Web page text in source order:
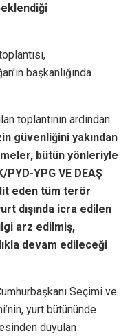
başkanlığında
toplantının ardından
güvenliğini yakından
bütün yönleriyle
PYD-YPG VE DEAŞ
eden tüm terör
dışında icra edilen
arz edilmiş,
devam edileceği
Seçimi ve
yurt bütününde
duyulan